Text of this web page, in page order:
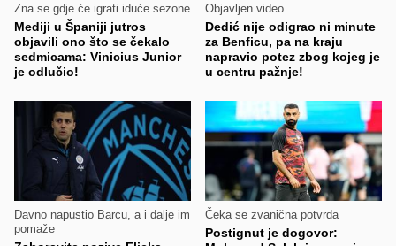
Zna se gdje će igrati iduće sezone
Mediji u Španiji jutros
objavili ono što se čekalo
sedmicama: Vinicius Junior
je odlučio!
Objavljen video
Dedić nije odigrao ni minute
za Benficu, pa na kraju
napravio potez zbog kojeg je
u centru pažnje!
Davno napustio Barcu, a i dalje im
pomaže
Čeka se zvanična potvrda
Postignut je dogovor: